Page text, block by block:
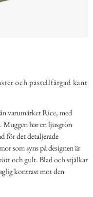
och pastellfärgad kant
varumärket Rice, med
har en ljusgrön
för det detaljerade
som syns på designen är
och gult. Blad och stjälkar
kontrast mot den